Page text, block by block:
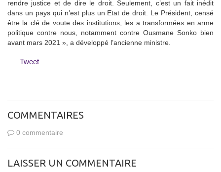
rendre justice et de dire le droit. Seulement, c’est un fait inédit
dans un pays qui n’est plus un Etat de droit. Le Président, censé
être la clé de voute des institutions, les a transformées en arme
politique contre nous, notamment contre Ousmane Sonko bien
avant mars 2021 », a développé l’ancienne ministre.
Tweet
COMMENTAIRES
0 commentaire
LAISSER UN COMMENTAIRE